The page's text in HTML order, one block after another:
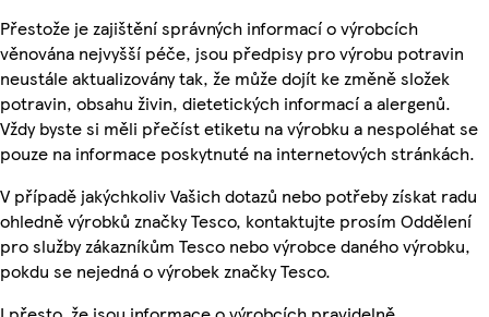
Přestože je zajištění správných informací o výrobcích
věnována nejvyšší péče, jsou předpisy pro výrobu potravin
neustále aktualizovány tak, že může dojít ke změně složek
potravin, obsahu živin, dietetických informací a alergenů.
Vždy byste si měli přečíst etiketu na výrobku a nespoléhat se
pouze na informace poskytnuté na internetových stránkách.
V případě jakýchkoliv Vašich dotazů nebo potřeby získat radu
ohledně výrobků značky Tesco, kontaktujte prosím Oddělení
pro služby zákazníkům Tesco nebo výrobce daného výrobku,
pokdu se nejedná o výrobek značky Tesco.